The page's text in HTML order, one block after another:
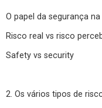
O papel da segurança
Risco real vs risco
Safety vs security
2. Os vários tipos de